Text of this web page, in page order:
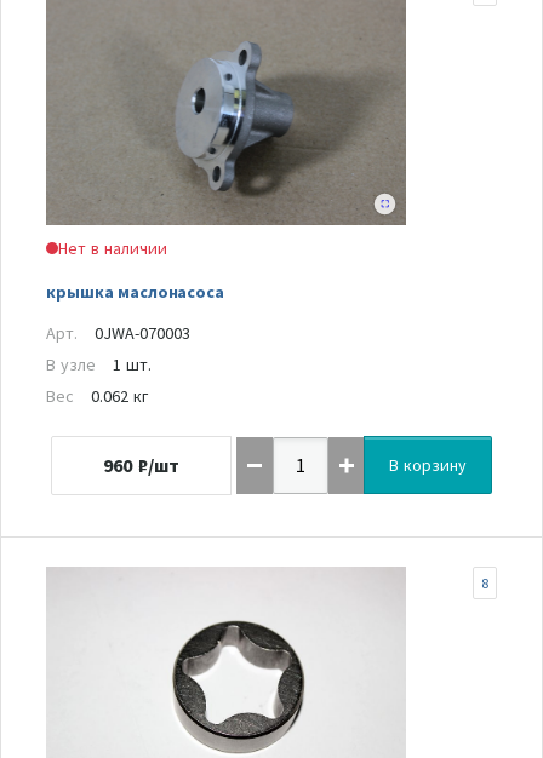
Нет в наличии
крышка маслонасоса
Арт.
0JWA-070003
В узле
1 шт.
Вес
0.062 кг
960 ₽/шт В корзину
8